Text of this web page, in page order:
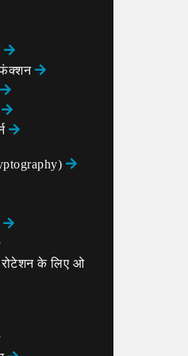
फंक्शन
रोटेशन के लिए ओ